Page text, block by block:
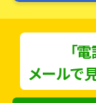
「
メールで